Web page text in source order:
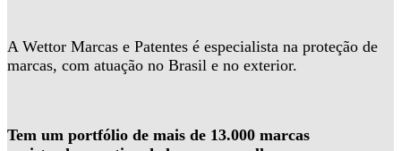
A Wettor Marcas e Patentes é especialista na proteção de
marcas, com atuação no Brasil e no exterior.
Tem um portfólio de mais de 13.000 marcas